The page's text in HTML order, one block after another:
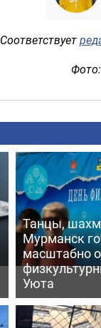
Соответствует
Танцы,
Мурманск
масштабно
Уюта